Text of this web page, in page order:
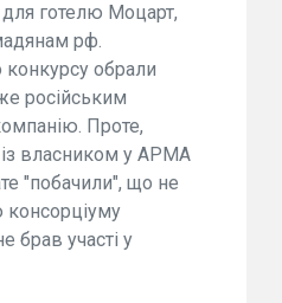
для готелю Моцарт,
рф.
обрали
російським
Проте,
власником у АРМА
"побачили", що не
консорціуму
брав участі у